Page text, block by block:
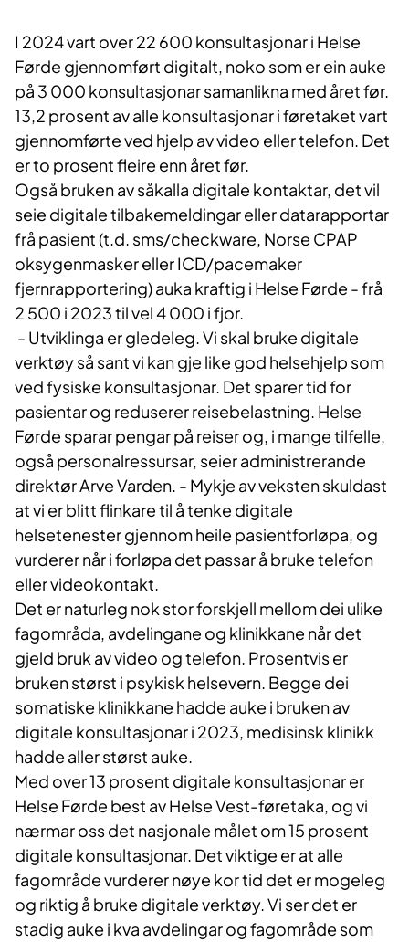
I 2024 vart over 22 600 konsultasjonar i Helse
Førde gjennomført digitalt, noko som er ein auke
på 3 000 konsultasjonar samanlikna med året før.
13,2 prosent av alle konsultasjonar i føretaket vart
gjennomførte ved hjelp av video eller telefon. Det
er to prosent fleire enn året før.
Også bruken av såkalla digitale kontaktar, det vil
seie digitale tilbakemeldingar eller datarapportar
frå pasient (t.d. sms/checkware, Norse CPAP
oksygenmasker eller ICD/pacemaker
fjernrapportering) auka kraftig i Helse Førde - frå
2 500 i 2023 til vel 4 000 i fjor.
- Utviklinga er gledeleg. Vi skal bruke digitale
verktøy så sant vi kan gje like god helsehjelp som
ved fysiske konsultasjonar. Det sparer tid for
pasientar og reduserer reisebelastning. Helse
Førde sparar pengar på reiser og, i mange tilfelle,
også personalressursar, seier administrerande
direktør Arve Varden. - Mykje av veksten skuldast
at vi er blitt flinkare til å tenke digitale
helsetenester gjennom heile pasientforløpa, og
vurderer når i forløpa det passar å bruke telefon
eller videokontakt.
Det er naturleg nok stor forskjell mellom dei ulike
fagområda, avdelingane og klinikkane når det
gjeld bruk av video og telefon. Prosentvis er
bruken størst i psykisk helsevern. Begge dei
somatiske klinikkane hadde auke i bruken av
digitale konsultasjonar i 2023, medisinsk klinikk
hadde aller størst auke.
Med over 13 prosent digitale konsultasjonar er
Helse Førde best av Helse Vest-føretaka, og vi
nærmar oss det nasjonale målet om 15 prosent
digitale konsultasjonar. Det viktige er at alle
fagområde vurderer nøye kor tid det er mogeleg
og riktig å bruke digitale verktøy. Vi ser det er
stadig auke i kva avdelingar og fagområde som